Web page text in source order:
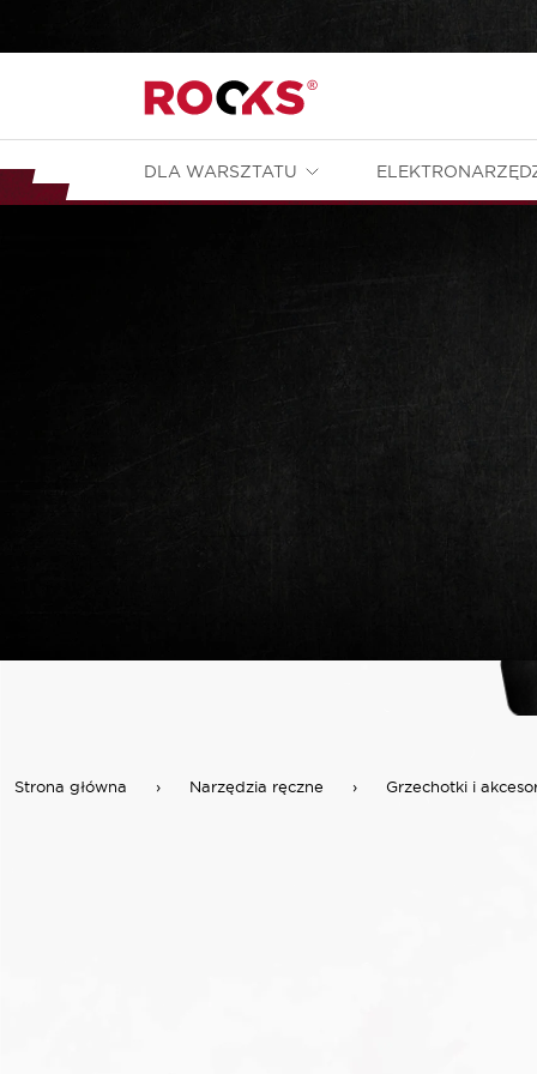
DLA WARSZTATU
Strona główna › Narzędzia ręczne › Grzechotki i